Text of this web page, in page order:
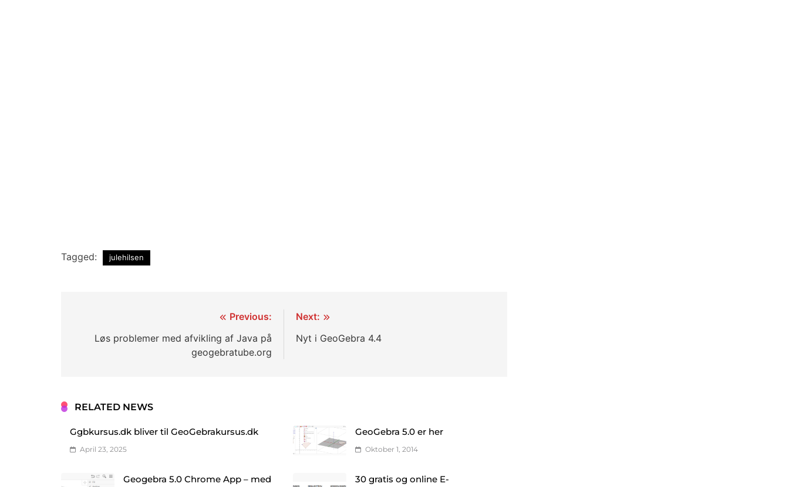
Tagged: julehilsen
Previous:
Løs problemer med afvikling af Java på
geogebratube.org
Next:
Nyt i GeoGebra 4.4
RELATED NEWS
Ggbkursus.dk bliver til GeoGebrakursus.dk
April 23, 2025
GeoGebra 5.0 er her
Oktober 1, 2014
Geogebra 5.0 Chrome App – med 30 gratis og online E-